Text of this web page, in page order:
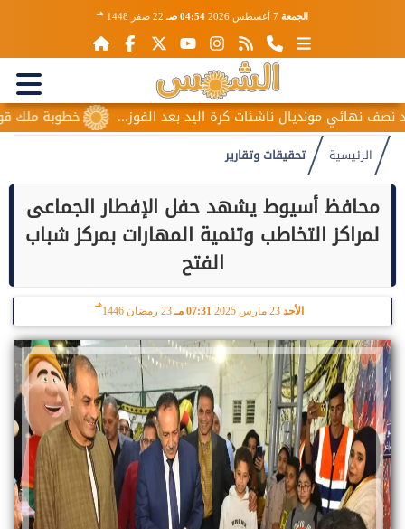
الجمعة 04:54 صـ 22 صفر 1448 هـ
خطوبة ملك قورة مونديال ناشئات كرة اليد بعد الفوز...
الرئيسية تحقيقات وتقارير
محافظ أسيوط يشهد حفل الإفطار الجماعى
لمراكز التخاطب وتنمية المهارات بمركز شباب
الفتح
الأحد 23 مارس 2025 07:31 مـ 23 رمضان 1446
هـ